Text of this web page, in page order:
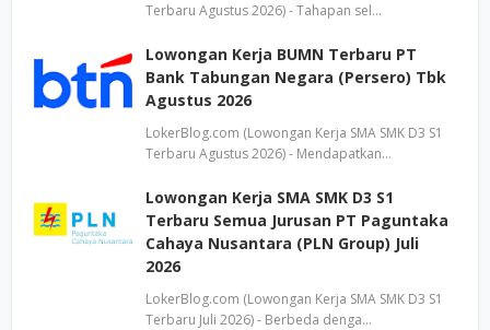
Terbaru Agustus 2026) - Tahapan sel…
Lowongan Kerja BUMN Terbaru PT
Bank Tabungan Negara (Persero) Tbk
Agustus 2026
LokerBlog.com (Lowongan Kerja SMA SMK D3 S1
Terbaru Agustus 2026) - Mendapatkan…
Lowongan Kerja SMA SMK D3 S1
Terbaru Semua Jurusan PT Paguntaka
Cahaya Nusantara (PLN Group) Juli
2026
LokerBlog.com (Lowongan Kerja SMA SMK D3 S1
Terbaru Juli 2026) - Berbeda denga…